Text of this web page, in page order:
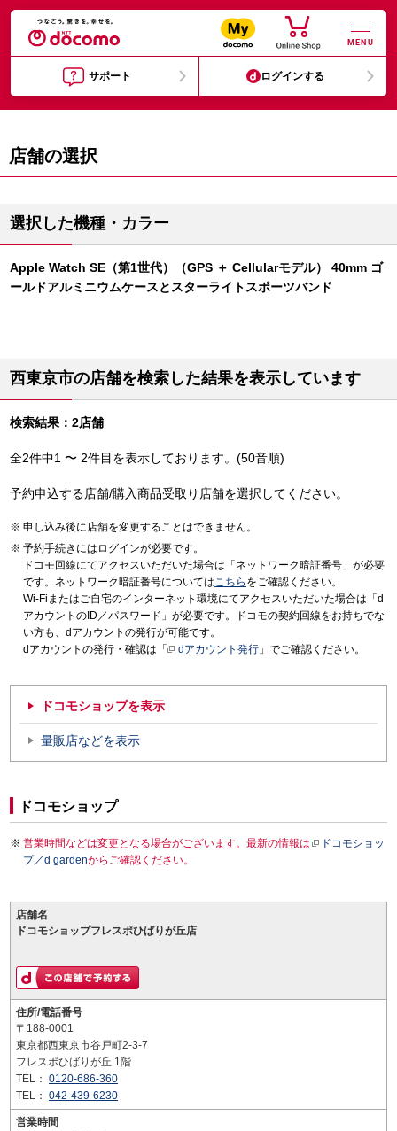
MENU
サポート ログインする
店舗の選択
選択した機種・カラー
Apple Watch SE（第1世代）（GPS ＋ Cellularモデル） 40mm ゴ
ールドアルミニウムケースとスターライトスポーツバンド
西東京市の店舗を検索した結果を表示しています
検索結果：2店舗
全2件中1 〜 2件目を表示しております。(50音順)
予約申込する店舗/購入商品受取り店舗を選択してください。
申し込み後に店舗を変更することはできません。
予約手続きにはログインが必要です。
ドコモ回線にてアクセスいただいた場合は「ネットワーク暗証番号」が必要
です。ネットワーク暗証番号についてはこちら をご確認ください。
Wi-Fiまたはご自宅のインターネット環境にてアクセスいただいた場合は「d
アカウントのID／パスワード」が必要です。ドコモの契約回線をお持ちでな
い方も、dアカウントの発行が可能です。
dアカウントの発行・確認は「
dアカウント発行 」でご確認ください。
ドコモショップを表示
量販店などを表示
ドコモショップ
営業時間などは変更となる場合がございます。最新の情報は
ドコモショッ
プ／d gardenからご確認ください。
店舗名
ドコモショップフレスポひばりが丘店
住所/電話番号
〒188-0001
東京都西東京市谷戸町2-3-7
フレスポひばりが丘 1階
TEL： 0120-686-360
TEL： 042-439-6230
営業時間